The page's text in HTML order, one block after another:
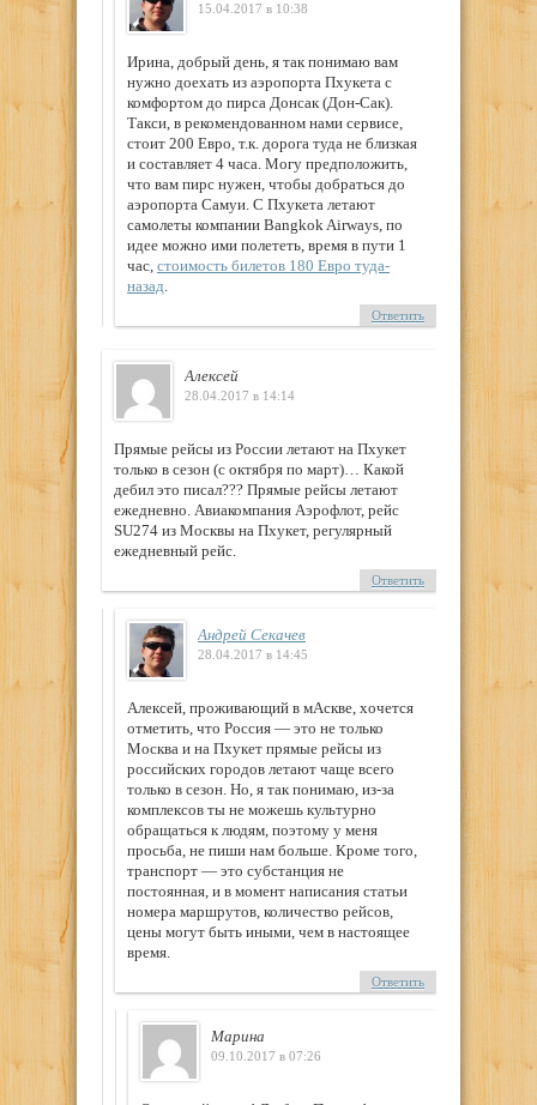
15.04.2017 в 10:38
Ирина, добрый день, я так понимаю вам
нужно доехать из аэропорта Пхукета с
комфортом до пирса Донсак (Дон-Сак).
Такси, в рекомендованном нами сервисе,
стоит 200 Евро, т.к. дорога туда не близкая
и составляет 4 часа. Могу предположить,
что вам пирс нужен, чтобы добраться до
аэропорта Самуи. С Пхукета летают
самолеты компании Bangkok Airways, по
идее можно ими полететь, время в пути 1
час, стоимость билетов 180 Евро туда-
назад.
Ответить
Алексей
28.04.2017 в 14:14
Прямые рейсы из России летают на Пхукет
только в сезон (с октября по март)… Какой
дебил это писал??? Прямые рейсы летают
ежедневно. Авиакомпания Аэрофлот, рейс
SU274 из Москвы на Пхукет, регулярный
ежедневный рейс.
Ответить
Андрей Секачев
28.04.2017 в 14:45
Алексей, проживающий в мАскве, хочется
отметить, что Россия — это не только
Москва и на Пхукет прямые рейсы из
российских городов летают чаще всего
только в сезон. Но, я так понимаю, из-за
комплексов ты не можешь культурно
обращаться к людям, поэтому у меня
просьба, не пиши нам больше. Кроме того,
транспорт — это субстанция не
постоянная, и в момент написания статьи
номера маршрутов, количество рейсов,
цены могут быть иными, чем в настоящее
время.
Ответить
Марина
09.10.2017 в 07:26